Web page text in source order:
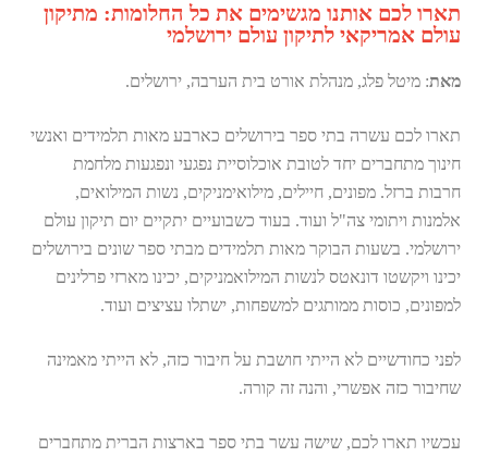
תארו לכם אותנו מגשימים את כל החלומות: מתיקון
עולם אמריקאי לתיקון עולם ירושלמי
מאת: מיטל פלג, מנהלת אורט בית הערבה, ירושלים.
תארו לכם עשרה בתי ספר בירושלים כארבע מאות תלמידים ואנשי
חינוך מתחברים יחד לטובת אוכלוסיית נפגעי ונפגעות מלחמת
חרבות ברזל. מפונים, חיילים, מילואימניקים, נשות המילואים,
אלמנות ויתומי צה"ל ועוד. בעוד כשבועיים יתקיים יום תיקון עולם
ירושלמי. בשעות הבוקר מאות תלמידים מבתי ספר שונים בירושלים
יכינו ויקשטו דונאטס לנשות המילואמניקים, יכינו מארזי פרלינים
למפונים, כוסות ממותגים למשפחות, ישתלו עציצים ועוד.
לפני כחודשיים לא הייתי חושבת על חיבור כזה, לא הייתי מאמינה
שחיבור כזה אפשרי, והנה זה קורה.
עכשיו תארו לכם, שישה עשר בתי ספר בארצות הברית מתחברים